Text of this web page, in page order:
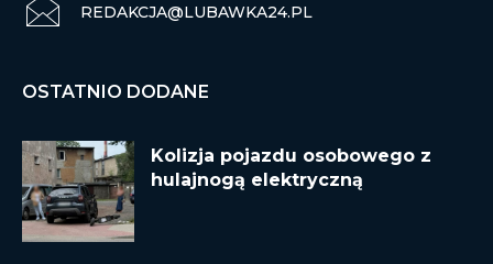
REDAKCJA@LUBAWKA24.PL
OSTATNIO DODANE
Kolizja pojazdu osobowego z
hulajnogą elektryczną